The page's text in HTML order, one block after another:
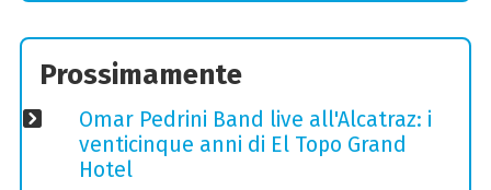
Prossimamente
Omar Pedrini Band live all'Alcatraz: i
venticinque anni di El Topo Grand
Hotel